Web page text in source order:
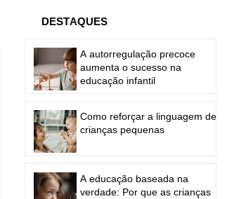
DESTAQUES
A autorregulação precoce
aumenta o sucesso na
educação infantil
Como reforçar a linguagem de
crianças pequenas
A educação baseada na
verdade: Por que as crianças